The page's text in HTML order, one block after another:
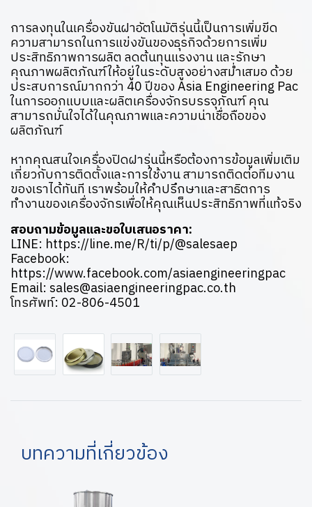
การลงทุนในเครื่องขันฝาอัตโนมัติรุ่นนี้เป็นการเพิ่มขีด
ความสามารถในการแข่งขันของธุรกิจด้วยการเพิ่ม
ประสิทธิภาพการผลิต ลดต้นทุนแรงงาน และรักษา
คุณภาพผลิตภัณฑ์ให้อยู่ในระดับสูงอย่างสม่ำเสมอ ด้วย
ประสบการณ์มากกว่า 40 ปีของ Asia Engineering Pac
ในการออกแบบและผลิตเครื่องจักรบรรจุภัณฑ์ คุณ
สามารถมั่นใจได้ในคุณภาพและความน่าเชื่อถือของ
ผลิตภัณฑ์
หากคุณสนใจเครื่องปิดฝารุ่นนี้หรือต้องการข้อมูลเพิ่มเติม
เกี่ยวกับการติดตั้งและการใช้งาน สามารถติดต่อทีมงาน
ของเราได้ทันที เราพร้อมให้คำปรึกษาและสาธิตการ
ทำงานของเครื่องจักรเพื่อให้คุณเห็นประสิทธิภาพที่แท้จริง
สอบถามข้อมูลและขอใบเสนอราคา:
LINE: https://line.me/R/ti/p/@salesaep
Facebook:
https://www.facebook.com/asiaengineeringpac
Email: sales@asiaengineeringpac.co.th
โทรศัพท์: 02-806-4501
บทความที่เกี่ยวข้อง